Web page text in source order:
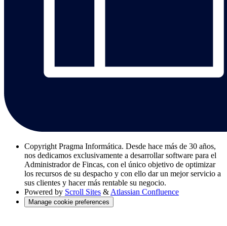
Copyright Pragma Informática. Desde hace más de 30 años,
nos dedicamos exclusivamente a desarrollar software para el
Administrador de Fincas, con el único objetivo de optimizar
los recursos de su despacho y con ello dar un mejor servicio a
sus clientes y hacer más rentable su negocio.
Powered by Scroll Sites & Atlassian Confluence
Manage cookie preferences